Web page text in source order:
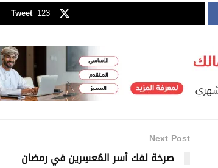
Tweet 123
Next Post
صرخة لفك أسر المُعسِرين في رمضان